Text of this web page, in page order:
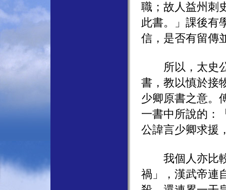
職；故人益州刺
此書。」課後有
信，是否有留傳
所以，太史公
書，教以慎於接
少卿原書之意。
一書中所說的：
公諱言少卿求援
我個人亦比較
禍」，漢武帝連